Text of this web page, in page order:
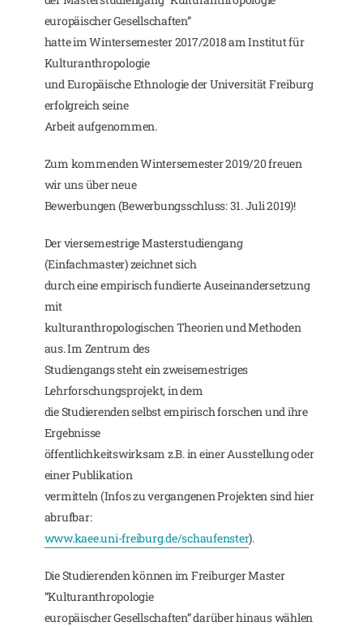
europäischer Gesellschaften”
hatte im Wintersemester 2017/2018 am Institut für
Kulturanthropologie
und Europäische Ethnologie der Universität Freiburg
erfolgreich seine
Arbeit aufgenommen.
Zum kommenden Wintersemester 2019/20 freuen
wir uns über neue
Bewerbungen (Bewerbungsschluss: 31. Juli 2019)!
Der viersemestrige Masterstudiengang
(Einfachmaster) zeichnet sich
durch eine empirisch fundierte Auseinandersetzung
mit
kulturanthropologischen Theorien und Methoden
aus. Im Zentrum des
Studiengangs steht ein zweisemestriges
Lehrforschungsprojekt, in dem
die Studierenden selbst empirisch forschen und ihre
Ergebnisse
öffentlichkeitswirksam z.B. in einer Ausstellung oder
einer Publikation
vermitteln (Infos zu vergangenen Projekten sind hier
abrufbar:
www.kaee.uni-freiburg.de/schaufenster).
Die Studierenden können im Freiburger Master
“Kulturanthropologie
europäischer Gesellschaften” darüber hinaus wählen